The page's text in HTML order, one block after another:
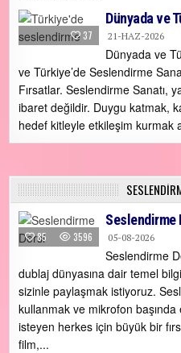
37
Dünyada ve
21-HAZ-2026
Dünyada ve
ve Türkiye’de Seslendirme
Fırsatlar. Seslendirme Sanatı,
ibaret değildir. Duygu katmak,
hedef kitleyle etkileşim kurmak
85 3596
Seslendirme
05-08-2026
Seslendirme
dublaj dünyasına dair temel
sizinle paylaşmak istiyoruz.
kullanmak ve mikrofon
isteyen herkes için büyük bir
film,...